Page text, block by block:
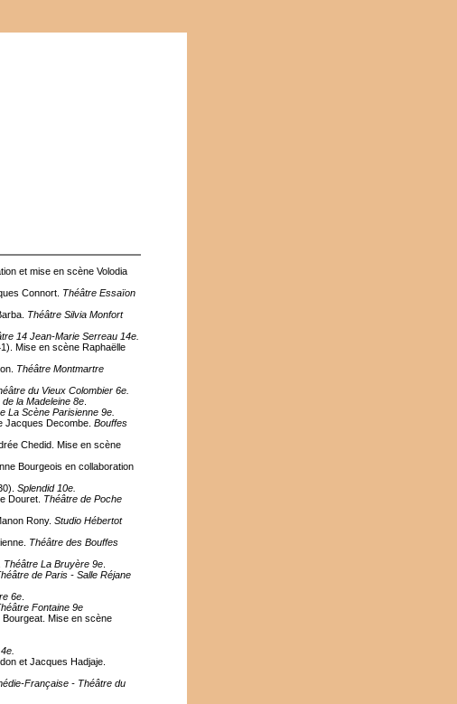
et mise en scène Volodia
Connort. Théâtre Essaïon
Théâtre Silvia Monfort
14 Jean-Marie Serreau 14e.
Mise en scène Raphaëlle
Théâtre Montmartre
du Vieux Colombier 6e.
de la Madeleine 8e.
La Scène Parisienne 9e.
Jacques Decombe. Bouffes
Chedid. Mise en scène
Bourgeois en collaboration
Splendid 10e.
Douret. Théâtre de Poche
Rony. Studio Hébertot
Théâtre des Bouffes
Théâtre La Bruyère 9e.
de Paris - Salle Réjane
6e.
Fontaine 9e
Mise en scène
et Jacques Hadjaje.
Française - Théâtre du